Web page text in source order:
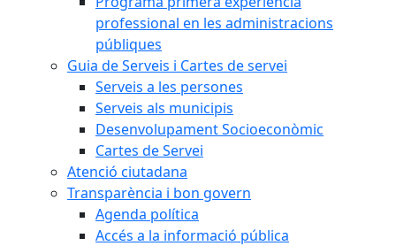
professional en les administracions
públiques
Guia de Serveis i Cartes de servei
Serveis a les persones
Serveis als municipis
Desenvolupament Socioeconòmic
Cartes de Servei
Atenció ciutadana
Transparència i bon govern
Agenda política
Accés a la informació pública